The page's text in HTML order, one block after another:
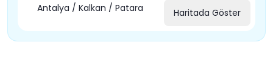
Antalya / Kalkan / Patara Haritada Göster